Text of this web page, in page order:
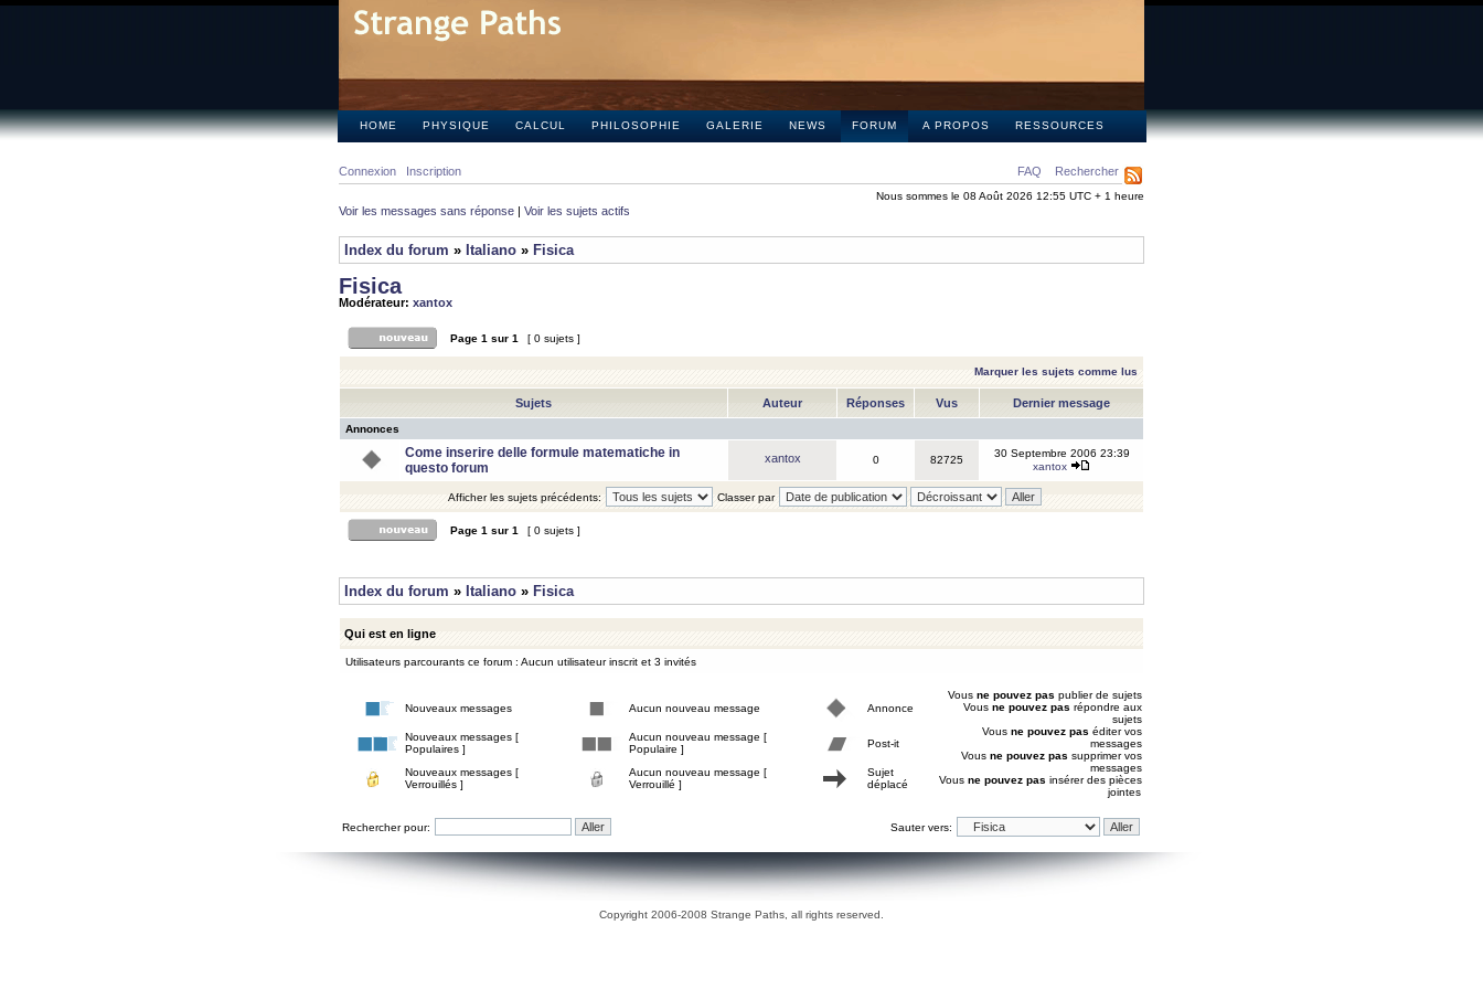
HOME PHYSIQUE CALCUL PHILOSOPHIE GALERIE NEWS FORUM A PROPOS RESSOURCES
FAQ Rechercher
Connexion Inscription
Nous sommes le 08 Août 2026 12:55 UTC + 1 heure
Voir les messages sans réponse | Voir les sujets actifs
Index du forum » Italiano » Fisica
Fisica
Modérateur: xantox
Page 1 sur 1 [ 0 sujets ]
Marquer les sujets comme lus
Sujets Auteur Réponses Vus Dernier message
Annonces
Come inserire delle formule matematiche in
questo forum
xantox 0 82725
30 Septembre 2006 23:39
xantox
Afficher les sujets précédents: Classer par
Page 1 sur 1 [ 0 sujets ]
Index du forum » Italiano » Fisica
Qui est en ligne
Utilisateurs parcourants ce forum : Aucun utilisateur inscrit et 3 invités
Nouveaux messages Aucun nouveau message Annonce
Nouveaux messages [
Populaires ]
Aucun nouveau message [
Populaire ]
Post-it
Nouveaux messages [
Verrouillés ]
Aucun nouveau message [
Verrouillé ]
Sujet
déplacé
Vous ne pouvez pas publier de sujets
Vous ne pouvez pas répondre aux
sujets
Vous ne pouvez pas éditer vos
messages
Vous ne pouvez pas supprimer vos
messages
Vous ne pouvez pas insérer des pièces
jointes
Rechercher pour: Sauter vers:
Copyright 2006-2008 Strange Paths, all rights reserved.